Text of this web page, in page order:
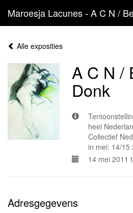
Alle exposities
A C N /
Donk
heel
Collectief
in mei: 14/15
14 mei 2011
Adresgegevens